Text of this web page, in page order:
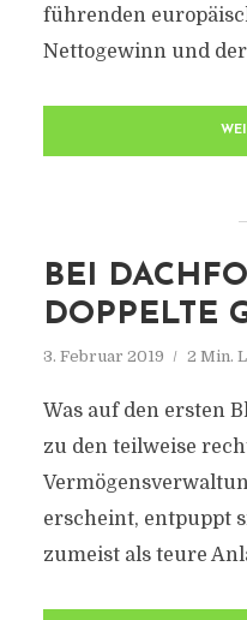
führenden
Nettogewinn und
BEI
DOPPELTE
3. Februar 2019 2 Min.
Was auf den ersten
zu den teilweise
erscheint, entpuppt
zumeist als teure